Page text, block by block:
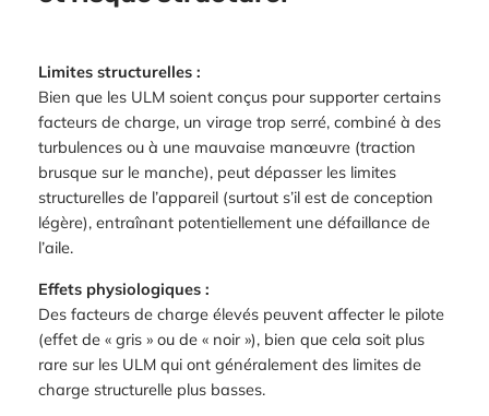
Limites structurelles :
Bien que les ULM soient conçus pour supporter certains
facteurs de charge, un virage trop serré, combiné à des
turbulences ou à une mauvaise manœuvre (traction
brusque sur le manche), peut dépasser les limites
structurelles de l’appareil (surtout s’il est de conception
légère), entraînant potentiellement une défaillance de
l’aile.
Effets physiologiques :
Des facteurs de charge élevés peuvent affecter le pilote
(effet de « gris » ou de « noir »), bien que cela soit plus
rare sur les ULM qui ont généralement des limites de
charge structurelle plus basses.